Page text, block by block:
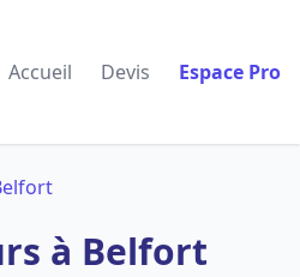
Accueil Devis Espace Pro
à Belfort